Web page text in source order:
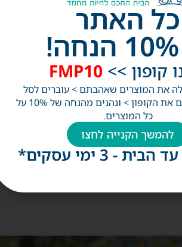
טובה יותר באתר בהתאם ל-מדיניות
כל האתר
קופון >> FMP10
את המוצרים שאהבתם > עוברים לסל
הקניות > מזינים את הקופון > ונהנים מהנחה של 10% על
כל המוצרים.
להמשך הקנייה לחצו
- 3 ימי עסקים*